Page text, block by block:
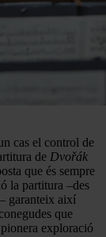
cas el control de
de Dvořák
que és sempre
la partitura –des
garanteix així
que
exploració